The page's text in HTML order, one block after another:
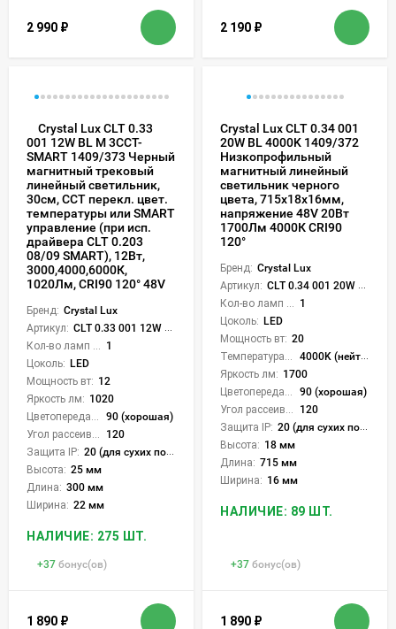
2 990 ₽ 2 190 ₽
Crystal Lux CLT 0.33
001 12W BL M 3CCT-
SMART 1409/373 Черный
магнитный трековый
линейный светильник,
30см, CCT перекл. цвет.
температуры или SMART
управление (при исп.
драйвера CLT 0.203
08/09 SMART), 12Вт,
3000,4000,6000К,
1020Лм, CRI90 120° 48V
Бренд: Crystal Lux
Артикул: CLT 0.33 001 12W BL M 3CCT-SMART
Кол-во ламп или LED: 1
Цоколь: LED
Мощность вт: 12
Яркость лм: 1020
Цветопередача (CRI):
90 (хорошая)
Угол рассеивания света °:
120
Защита IP: 20 (для сухих пом.)
Высота: 25 мм
Длина: 300 мм
Ширина: 22 мм
НАЛИЧИЕ: 275 ШТ.
+37 бонус(ов)
1 890 ₽
Crystal Lux CLT 0.34 001
20W BL 4000K 1409/372
Низкопрофильный
магнитный линейный
светильник черного
цвета, 715x18x16мм,
напряжение 48V 20Вт
1700Лм 4000К CRI90
120°
Бренд: Crystal Lux
Артикул: CLT 0.34 001 20W BL 4000K
Кол-во ламп или LED: 1
Цоколь: LED
Мощность вт: 20
Температура света:
4000K (нейтральный)
Яркость лм: 1700
Цветопередача (CRI):
90 (хорошая)
Угол рассеивания света °:
120
Защита IP: 20 (для сухих пом.)
Высота: 18 мм
Длина: 715 мм
Ширина: 16 мм
НАЛИЧИЕ: 89 ШТ.
+37 бонус(ов)
1 890 ₽